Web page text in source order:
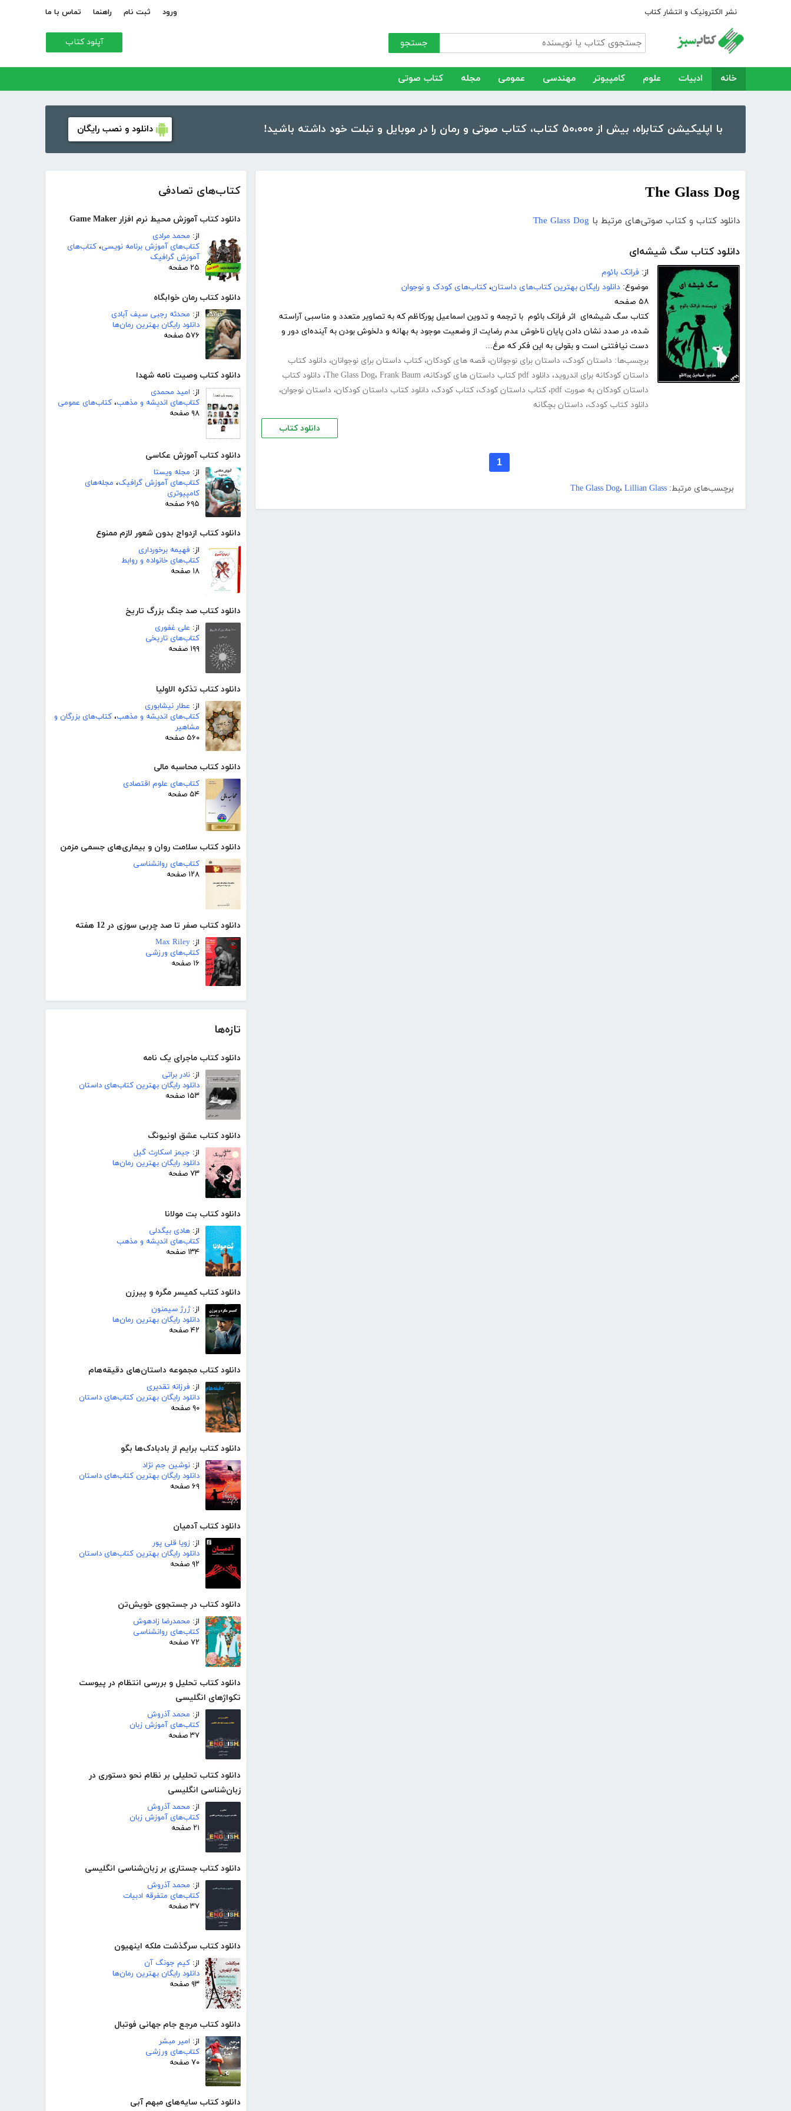
نشر الکترونیک و انتشار کتاب ورود ثبت نام راهنما تماس با ما
جستجو آپلود کتاب
خانه ادبیات علوم کامپیوتر مهندسی عمومی مجله کتاب صوتی
با اپلیکیشن کتابراه، بیش از ۵۰،۰۰۰ کتاب، کتاب صوتی و رمان را در موبایل و تبلت خود داشته باشید! دانلود و نصب رایگان
کتاب‌های تصادفی
دانلود کتاب آموزش محیط نرم افزار Game Maker
از: محمد مرادی
کتاب‌های آموزش برنامه نویسی، کتاب‌های
آموزش گرافیک
۲۵ صفحه
دانلود کتاب رمان خوابگاه
از: محدثه رجبی سیف آبادی
دانلود رایگان بهترین رمان‌ها
۵۷۶ صفحه
دانلود کتاب وصیت نامه شهدا
از: امید محمدی
کتاب‌های اندیشه و مذهب، کتاب‌های عمومی
۹۸ صفحه
دانلود کتاب آموزش عکاسی
از: مجله ویستا
کتاب‌های آموزش گرافیک، مجله‌های
کامپیوتری
۶۹۵ صفحه
دانلود کتاب ازدواج بدون شعور لازم ممنوع
از: فهیمه برخورداری
کتاب‌های خانواده و روابط
۱۸ صفحه
دانلود کتاب صد جنگ بزرگ تاریخ
از: علی غفوری
کتاب‌های تاریخی
۱۹۹ صفحه
دانلود کتاب تذکره الاولیا
از: عطار نیشابوری
کتاب‌های اندیشه و مذهب، کتاب‌های بزرگان و
مشاهیر
۵۶۰ صفحه
دانلود کتاب محاسبه مالی
کتاب‌های علوم اقتصادی
۵۴ صفحه
دانلود کتاب سلامت روان و بیماری‌های جسمی مزمن
کتاب‌های روانشناسی
۱۲۸ صفحه
دانلود کتاب صفر تا صد چربی سوزی در 12 هفته
از: Max Riley
کتاب‌های ورزشی
۱۶ صفحه
تازه‌ها
دانلود کتاب ماجرای یک نامه
از: نادر براتی
دانلود رایگان بهترین کتاب‌های داستان
۱۵۳ صفحه
دانلود کتاب عشق اونیونگ
از: جیمز اسکارث گیل
دانلود رایگان بهترین رمان‌ها
۷۳ صفحه
دانلود کتاب بت مولانا
از: هادی بیگدلی
کتاب‌های اندیشه و مذهب
۱۳۴ صفحه
دانلود کتاب کمیسر مگره و پیرزن
از:ژرژ سیمنون
دانلود رایگان بهترین رمان‌ها
۴۲ صفحه
دانلود کتاب مجموعه داستان‌های دقیقه‌هام
از: فرزانه تقدیری
دانلود رایگان بهترین کتاب‌های داستان
۹۰ صفحه
دانلود کتاب برایم از بادبادک‌ها بگو
از: نوشین جم نژاد
دانلود رایگان بهترین کتاب‌های داستان
۶۹ صفحه
دانلود کتاب آدمیان
از: زویا قلی پور
دانلود رایگان بهترین کتاب‌های داستان
۹۲ صفحه
دانلود کتاب در جستجوی خویش‌تن
از: محمدرضا زادهوش
کتاب‌های روانشناسی
۷۲ صفحه
دانلود کتاب تحلیل و بررسی انتظام در پیوست
تکواژهای انگلیسی
از: محمد آذروش
کتاب‌های آموزش زبان
۳۷ صفحه
دانلود کتاب تحلیلی بر نظام نحو دستوری در
زبان‌شناسی انگلیسی
از: محمد آذروش
کتاب‌های آموزش زبان
۲۱ صفحه
دانلود کتاب جستاری بر زبان‌شناسی انگلیسی
از: محمد آذروش
کتاب‌های متفرقه ادبیات
۳۷ صفحه
دانلود کتاب سرگذشت ملکه اینهیون
از: کیم جونگ آن
دانلود رایگان بهترین رمان‌ها
۹۳ صفحه
دانلود کتاب مرجع جام جهانی فوتبال
از: امیر مبشر
کتاب‌های ورزشی
۷۰ صفحه
دانلود کتاب سایه‌های مبهم آبی
The Glass Dog
دانلود کتاب و کتاب صوتی‌های مرتبط با The Glass Dog
دانلود کتاب سگ شیشه‌ای
از: فرانک بائوم
موضوع: دانلود رایگان بهترین کتاب‌های داستان، کتاب‌های کودک و نوجوان
۵۸ صفحه
کتاب سگ شیشه‌ای اثر فرانک بائوم با ترجمه و تدوین اسماعیل پورکاظم که به تصاویر متعدد و مناسبی آراسته
شده، در صدد نشان دادن پایان ناخوش عدم رضایت از وضعیت موجود به بهانه و دلخوش بودن به آینده‌ای دور و
دست نیافتنی است و بقولی به این فکر که مرغ...
برچسب‌ها: داستان کودک، داستان برای نوجوانان، قصه های کودکان، کتاب داستان برای نوجوانان، دانلود کتاب
داستان کودکانه برای اندروید، دانلود pdf کتاب داستان های کودکانه ، The Glass Dog، Frank Baum ، دانلود کتاب
داستان کودکان به صورت pdf
، کتاب داستان کودک، کتاب کودک، دانلود کتاب داستان کودکان، داستان نوجوان،
دانلود کتاب کودک، داستان بچگانه
دانلود کتاب
1
برچسب‌های مرتبط: The Glass Dog، Lillian Glass